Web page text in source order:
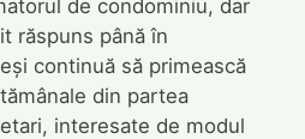
de condominiu, dar
răspuns până în
continuă să primească
din partea
interesate de modul